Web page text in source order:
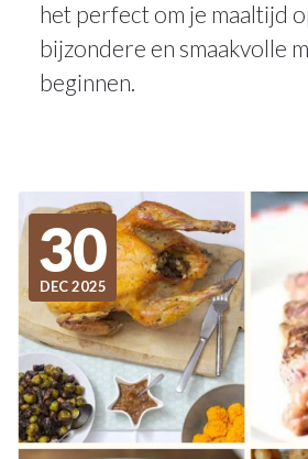
het perfect om je maaltijd
bijzondere en smaakvolle
beginnen.
30
DEC 2025